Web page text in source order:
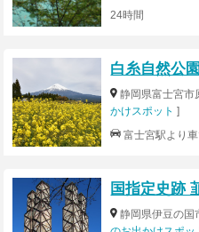
24時間
白糸自然公園
静岡県富士宮市
かけスポット ]
富士宮駅より
国指定史跡
静岡県伊豆の国